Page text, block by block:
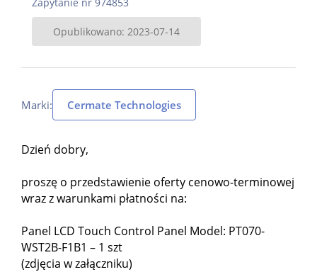
Opublikowano: 2023-07-14
Marki: Cermate Technologies
Dzień dobry,
proszę o przedstawienie oferty cenowo-terminowej
wraz z warunkami płatności na:
Panel LCD Touch Control Panel Model: PT070-
WST2B-F1B1 – 1 szt
(zdjęcia w załączniku)